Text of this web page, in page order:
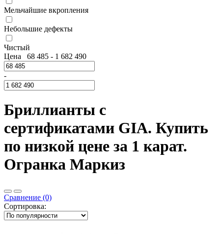
Мельчайшие вкропления
Небольшие дефекты
Чистый
Цена 68 485 - 1 682 490
-
Бриллианты с
сертификатами GIA. Купить
по низкой цене за 1 карат.
Огранка Маркиз
Сравнение (0)
Сортировка: